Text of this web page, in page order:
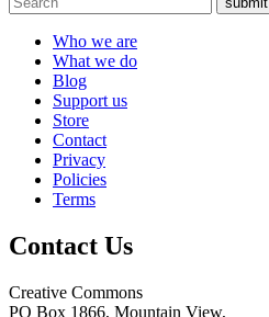
Who we are
What we do
Blog
Support us
Store
Contact
Privacy
Policies
Terms
Contact Us
Creative Commons
PO Box 1866, Mountain View,